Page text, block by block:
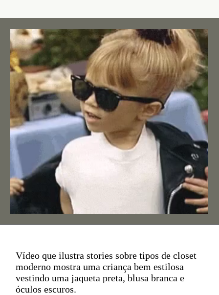
Vídeo que ilustra stories sobre tipos de closet
moderno mostra uma criança bem estilosa
vestindo uma jaqueta preta, blusa branca e
óculos escuros.